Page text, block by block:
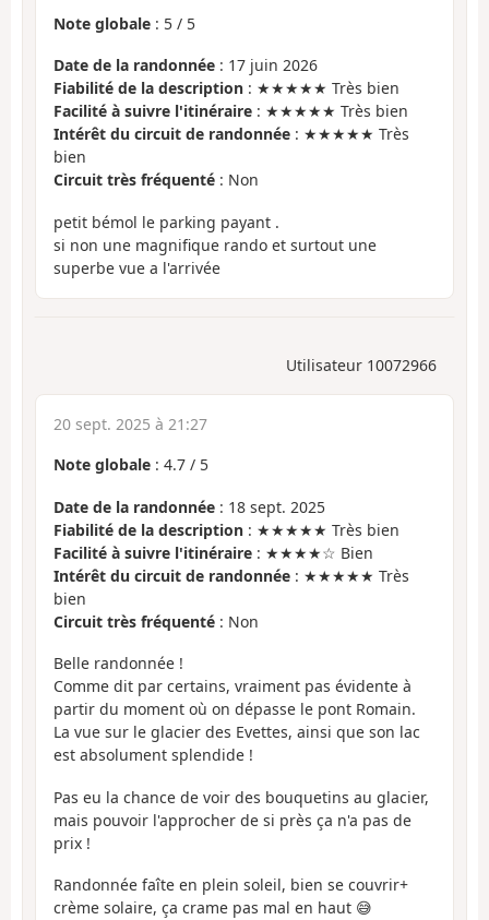
Note globale : 5 / 5
Date de la randonnée : 17 juin 2026
Fiabilité de la description : ★★★★★ Très bien
Facilité à suivre l'itinéraire : ★★★★★ Très bien
Intérêt du circuit de randonnée : ★★★★★ Très
bien
Circuit très fréquenté : Non
petit bémol le parking payant .
si non une magnifique rando et surtout une
superbe vue a l'arrivée
Utilisateur 10072966
20 sept. 2025 à 21:27
Note globale : 4.7 / 5
Date de la randonnée : 18 sept. 2025
Fiabilité de la description : ★★★★★ Très bien
Facilité à suivre l'itinéraire : ★★★★☆ Bien
Intérêt du circuit de randonnée : ★★★★★ Très
bien
Circuit très fréquenté : Non
Belle randonnée !
Comme dit par certains, vraiment pas évidente à
partir du moment où on dépasse le pont Romain.
La vue sur le glacier des Evettes, ainsi que son lac
est absolument splendide !
Pas eu la chance de voir des bouquetins au glacier,
mais pouvoir l'approcher de si près ça n'a pas de
prix !
Randonnée faîte en plein soleil, bien se couvrir+
crème solaire, ça crame pas mal en haut 😅